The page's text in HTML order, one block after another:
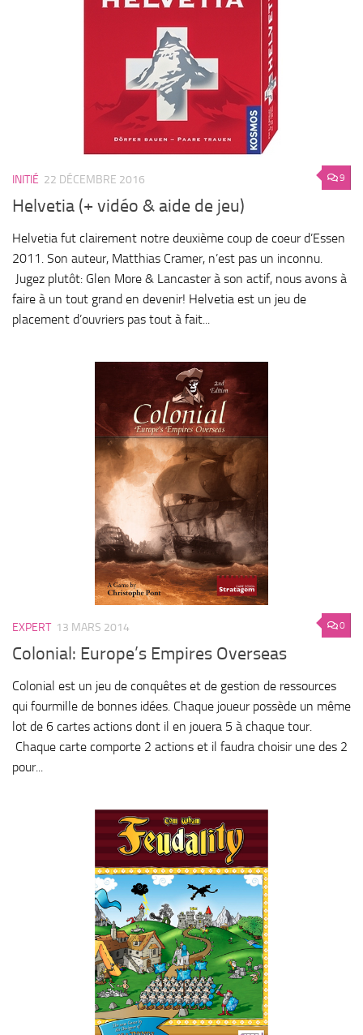
9
INITIÉ 22 DÉCEMBRE 2016
Helvetia (+ vidéo & aide de jeu)
Helvetia fut clairement notre deuxième coup de coeur d’Essen
2011. Son auteur, Matthias Cramer, n’est pas un inconnu.
Jugez plutôt: Glen More & Lancaster à son actif, nous avons à
faire à un tout grand en devenir! Helvetia est un jeu de
placement d’ouvriers pas tout à fait...
0
EXPERT 13 MARS 2014
Colonial: Europe’s Empires Overseas
Colonial est un jeu de conquêtes et de gestion de ressources
qui fourmille de bonnes idées. Chaque joueur possède un même
lot de 6 cartes actions dont il en jouera 5 à chaque tour.
Chaque carte comporte 2 actions et il faudra choisir une des 2
pour...